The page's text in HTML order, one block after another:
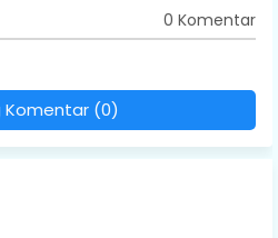
0 Komentar
Komentar (0)